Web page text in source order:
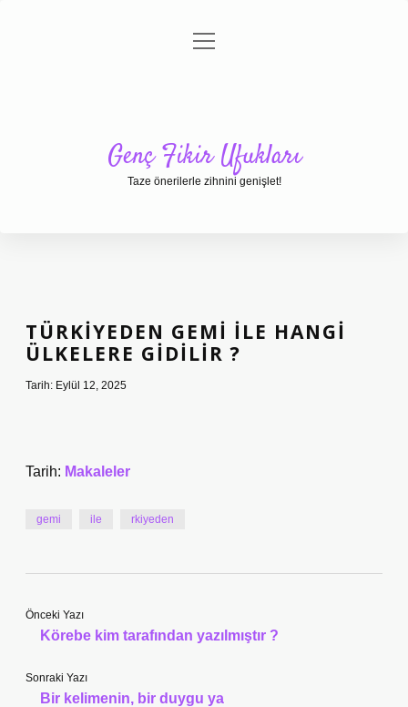
Gizlilik Politikası
menüyü
Genç Fikir Ufukları
Taze önerilerle zihnini genişlet!
TÜRKIYEDEN GEMI ILE HANGI
ÜLKELERE GIDILIR ?
Tarih: Eylül 12, 2025
Tarih: Makaleler
gemi ile rkiyeden
Önceki Yazı
Körebe kim tarafından yazılmıştır ?
Sonraki Yazı
Bir kelimenin, bir duygu ya